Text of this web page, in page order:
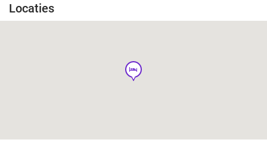
Locaties
hotel